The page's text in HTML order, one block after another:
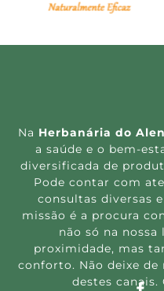
Na Herbanária do
a saúde e o bem-
diversificada de
Pode contar com
consultas diversas
missão é a procura
não só na
proximidade, mas
conforto. Não deixe
destes